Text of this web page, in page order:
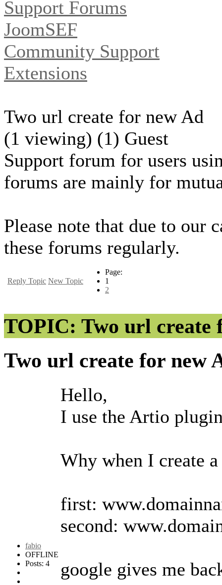
Support Forums
JoomSEF
Community Support
Extensions
Two url create for new Ad
(1 viewing) (1) Guest
Support forum for users
forums are mainly for
Please note that due to
these forums regularly.
Reply Topic New Topic
Page:
1
2
TOPIC: Two url create
Two url create for new
fabio
OFFLINE
Posts: 4
Hello,
I use the Artio
Why when I create
first:
second:
google gives me